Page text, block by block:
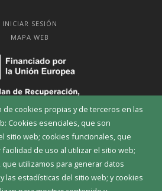
de cookies propias y de terceros en las
Cookies esenciales, que son
sitio web; cookies funcionales, que
de uso al utilizar el sitio web;
utilizamos para generar datos
las estadísticas del sitio web; y cookies
INICIAR SESIÓN
MAPA WEB